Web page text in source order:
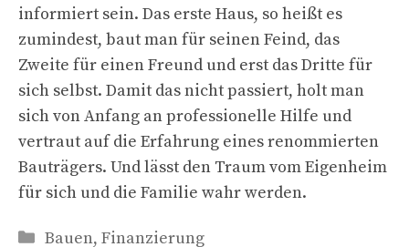
informiert sein. Das erste Haus, so heißt es
zumindest, baut man für seinen Feind, das
Zweite für einen Freund und erst das Dritte für
sich selbst. Damit das nicht passiert, holt man
sich von Anfang an professionelle Hilfe und
vertraut auf die Erfahrung eines renommierten
Bauträgers. Und lässt den Traum vom Eigenheim
für sich und die Familie wahr werden.
Kategorien
Bauen, Finanzierung